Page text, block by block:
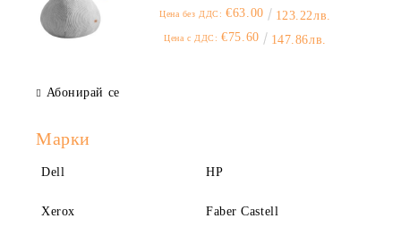
Цена без ДДС: €63.00 123.22лв.
Цена с ДДС: €75.60 147.86лв.
Абонирай се
Марки
Dell HP
Xerox Faber Castell